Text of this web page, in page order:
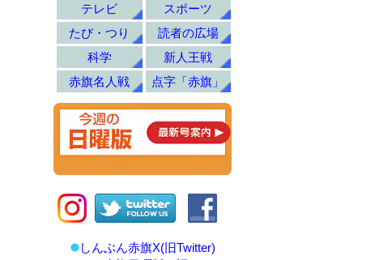
テレビ
スポーツ
たび・つり
読者の広場
科学
新人王戦
赤旗名人戦
点字「赤旗」
しんぶん赤旗X(旧Twitter)